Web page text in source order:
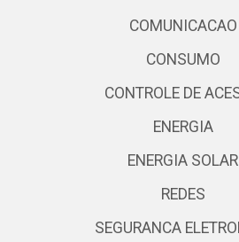
COMUNICACAO
CONSUMO
CONTROLE DE
ENERGIA
ENERGIA SOLAR
REDES
SEGURANCA